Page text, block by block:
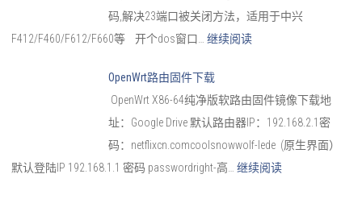
码,解决23端口被关闭方法，适用于中兴
F412/F460/F612/F660等 开个dos窗口… 继续阅读
OpenWrt路由固件下载
OpenWrt X86-64纯净版软路由固件镜像下载地
址：Google Drive 默认路由器IP：192.168.2.1密
码：netflixcn.comcoolsnowwolf-lede (原生界面）
默认登陆IP 192.168.1.1 密码 passwordright-高… 继续阅读